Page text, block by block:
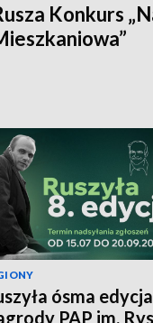
Konkurs
ósma edycja
PAP im.